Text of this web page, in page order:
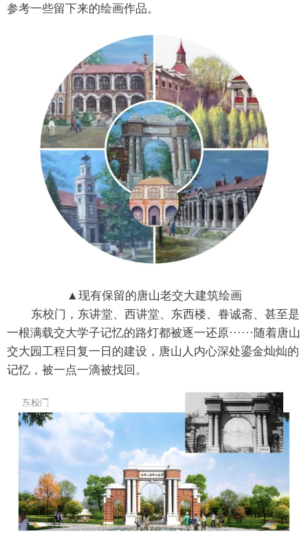
参考一些留下来的绘画作品。
▲现有保留的唐山老交大建筑绘画
东校门，东讲堂、西讲堂、东西楼、眷诚斋、甚至是
一根满载交大学子记忆的路灯都被逐一还原······随着唐山
交大园工程日复一日的建设，唐山人内心深处鎏金灿灿的
记忆，被一点一滴被找回。